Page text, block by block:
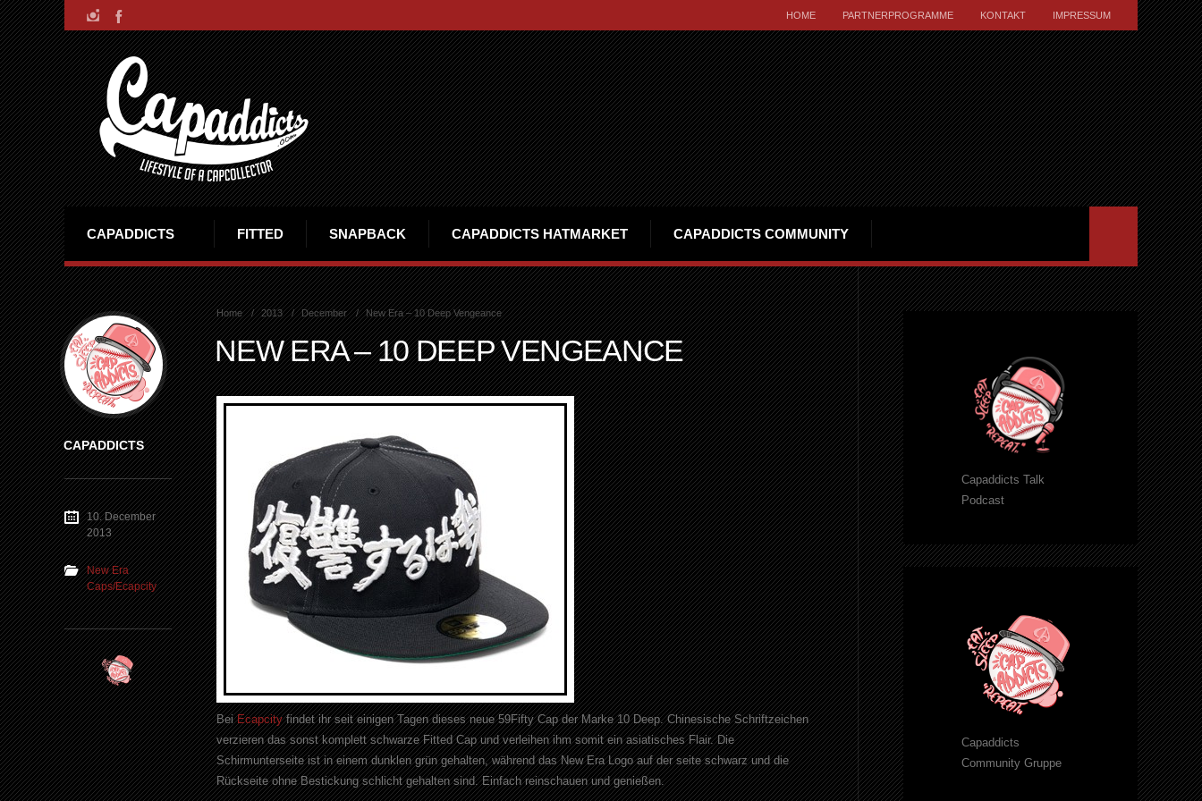
HOME PARTNERPROGRAMME KONTAKT IMPRESSUM
CAPADDICTS FITTED SNAPBACK CAPADDICTS HATMARKET CAPADDICTS COMMUNITY
Home 2013 December New Era – 10 Deep Vengeance
NEW ERA – 10 DEEP VENGEANCE
BeiEcapcityfindet ihr seit einigen Tagen dieses neue 59Fifty Cap der Marke 10 Deep. Chinesische Schriftzeichen
verzieren das sonst komplett schwarze Fitted Cap und verleihen ihm somit ein asiatisches Flair. Die
Schirmunterseite ist in einem dunklen grün gehalten, während das New Era Logo auf der seite schwarz und die
Rückseite ohne Bestickung schlicht gehalten sind. Einfach reinschauen und genießen.
CAPADDICTS
10. December
2013
New Era
Caps/Ecapcity
Capaddicts Talk
Podcast
Capaddicts
Community Gruppe